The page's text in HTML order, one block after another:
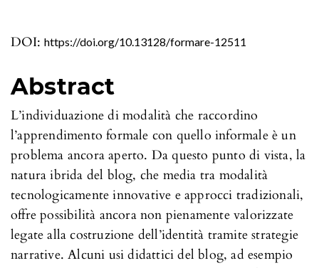
DOI: https://doi.org/10.13128/formare-12511
Abstract
L’individuazione di modalità che raccordino
l’apprendimento formale con quello informale è un
problema ancora aperto. Da questo punto di vista, la
natura ibrida del blog, che media tra modalità
tecnologicamente innovative e approcci tradizionali,
offre possibilità ancora non pienamente valorizzate
legate alla costruzione dell’identità tramite strategie
narrative. Alcuni usi didattici del blog, ad esempio